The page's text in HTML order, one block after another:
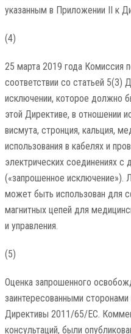
указанным в Приложении II к
(4)
25 марта 2019 года Комиссия
соответствии со статьей
исключении, которое должно
этой Директиве, в отношении
висмута, стронция, кальция,
использования в кабелях и
электрических соединениях с
(«запрошенное исключение»).
может быть использован для
магнитных цепей для
и управления.
(5)
Оценка запрошенного
заинтересованными
Директивы 2011/65/ЕС.
консультаций, были